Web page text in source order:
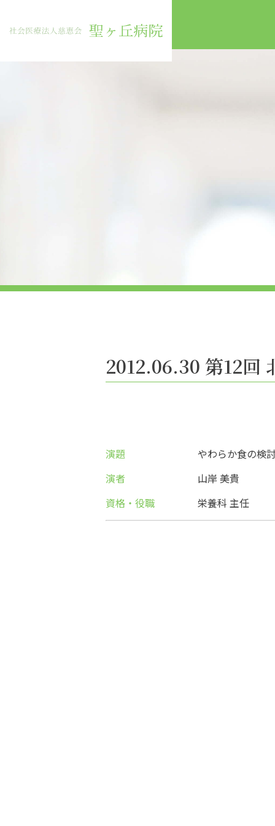
2012.06.30 第12回
演題
やわらか食の検
演者
山岸 美貴
資格・役職
栄養科 主任